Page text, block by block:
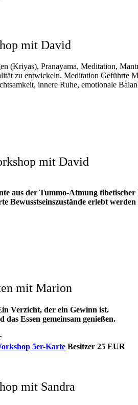
mit David
(Kriyas), Pranayama, Meditation,
zu entwickeln. Meditation Geführte
innere Ruhe, emotionale
mit David
aus der Tummo-Atmung
Bewusstseinszustände erlebt
mit Marion
Verzicht, der ein Gewinn ist.
Essen gemeinsam genießen.
5er-Karte Besitzer 25 EUR
mit Sandra